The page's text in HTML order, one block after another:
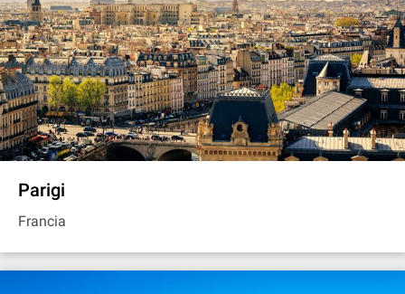
Parigi
Francia